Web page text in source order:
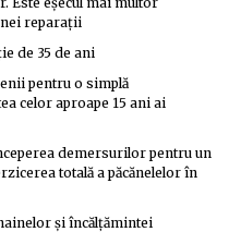
reparații
de 35 de ani
pentru o simplă
celor aproape 15 ani ai
demersurilor pentru un
totală a păcănelelor în
și încălțămintei